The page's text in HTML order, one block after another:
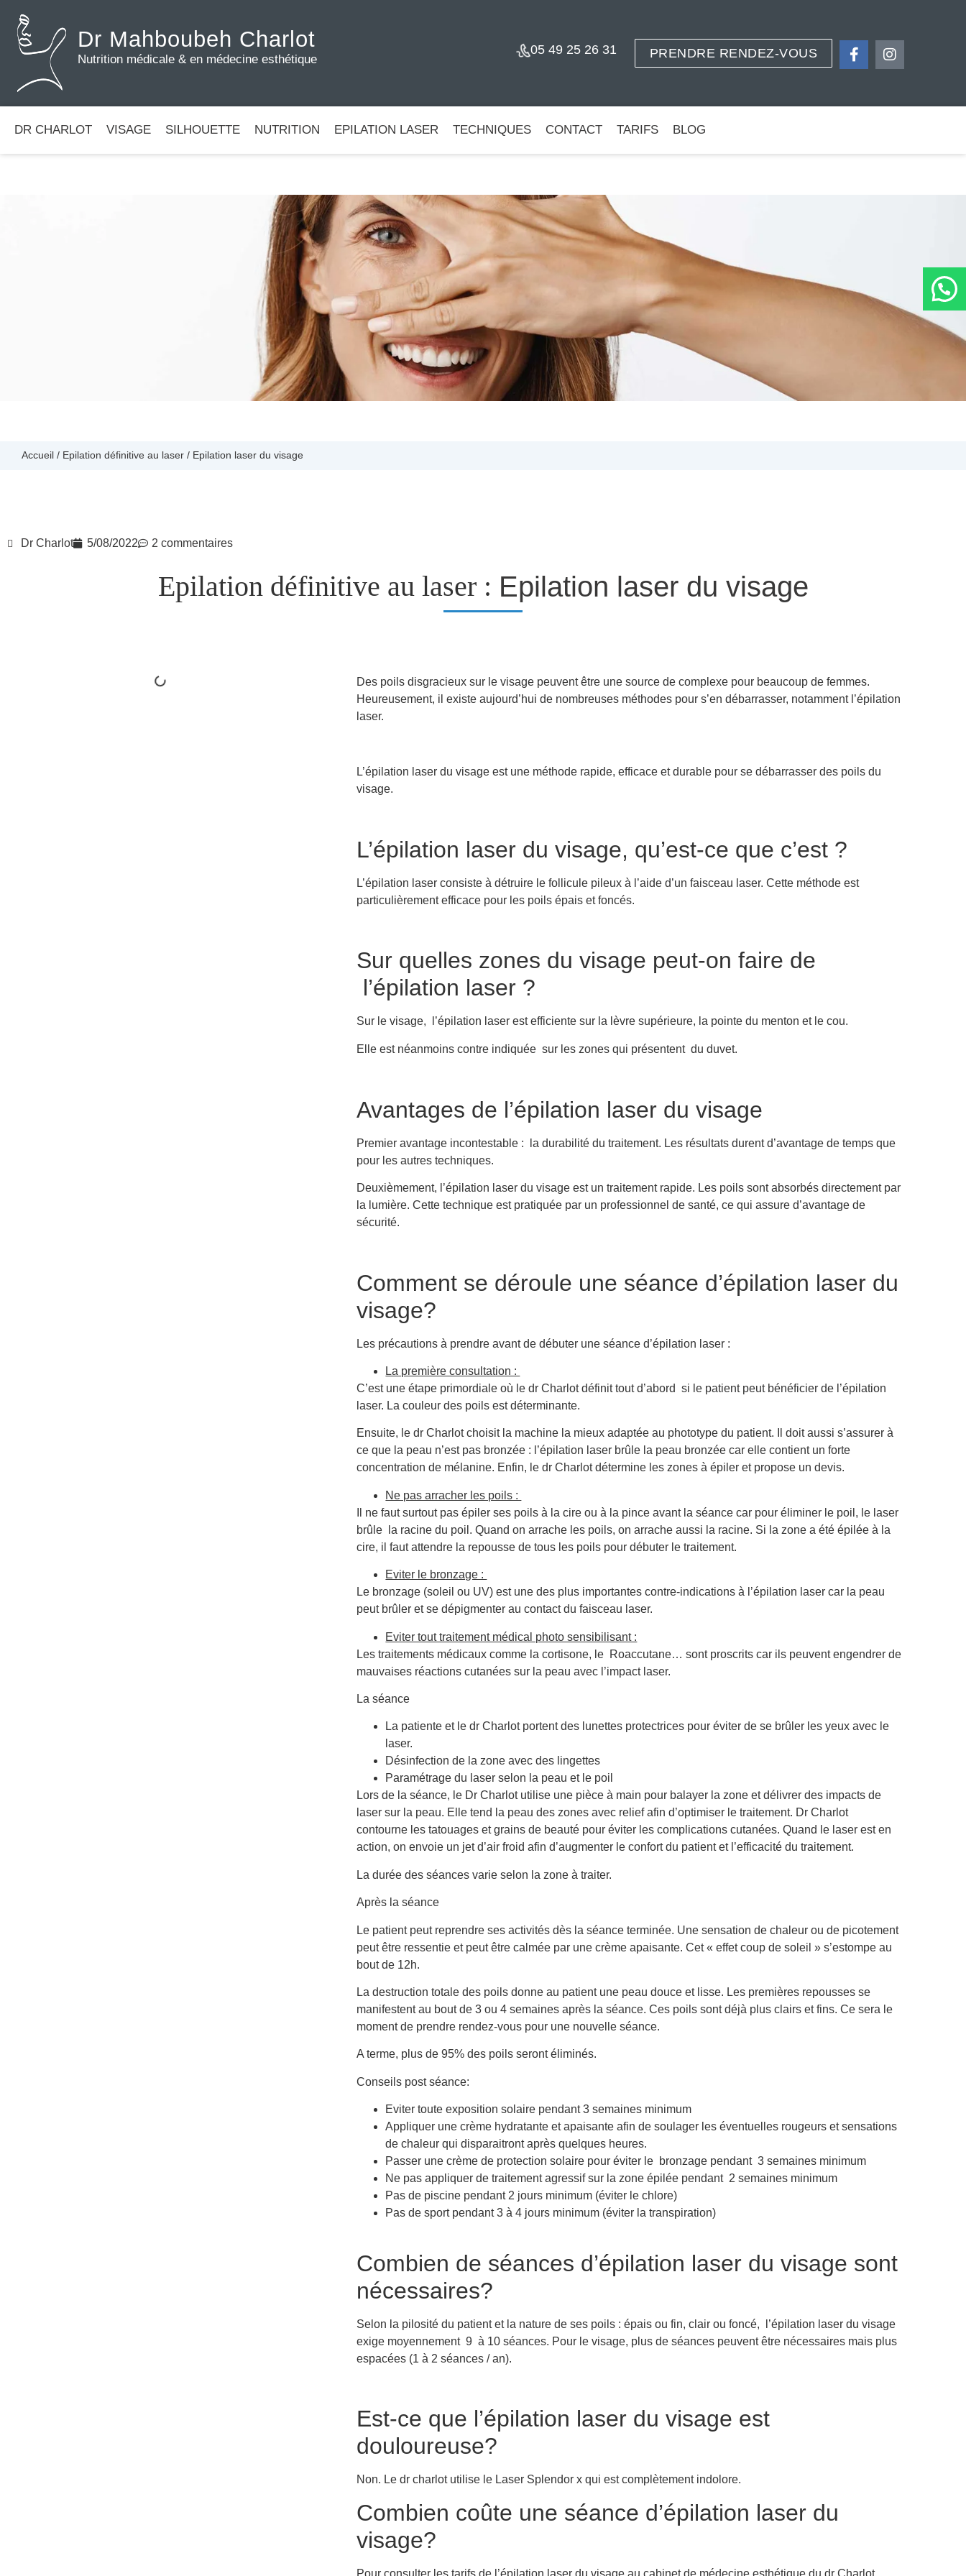
Dr Mahboubeh Charlot
Nutrition médicale & en médecine esthétique
05 49 25 26 31 PRENDRE RENDEZ-VOUS
DR CHARLOT VISAGE SILHOUETTE NUTRITION EPILATION LASER TECHNIQUES CONTACT TARIFS BLOG
Accueil / Epilation définitive au laser / Epilation laser du visage
Dr Charlot 5/08/2022 2 commentaires
Epilation définitive au laser : Epilation laser du visage
Des poils disgracieux sur le visage peuvent être une source de complexe pour beaucoup de femmes.
Heureusement, il existe aujourd’hui de nombreuses méthodes pour s’en débarrasser, notamment l’épilation
laser.
L’épilation laser du visage est une méthode rapide, efficace et durable pour se débarrasser des poils du
visage.
L’épilation laser du visage, qu’est-ce que c’est ?
L’épilation laser consiste à détruire le follicule pileux à l’aide d’un faisceau laser. Cette méthode est
particulièrement efficace pour les poils épais et foncés.
Sur quelles zones du visage peut-on faire de
l’épilation laser ?
Sur le visage, l’épilation laser est efficiente sur la lèvre supérieure, la pointe du menton et le cou.
Elle est néanmoins contre indiquée sur les zones qui présentent du duvet.
Avantages de l’épilation laser du visage
Premier avantage incontestable : la durabilité du traitement. Les résultats durent d’avantage de temps que
pour les autres techniques.
Deuxièmement, l’épilation laser du visage est un traitement rapide. Les poils sont absorbés directement par
la lumière. Cette technique est pratiquée par un professionnel de santé, ce qui assure d’avantage de
sécurité.
Comment se déroule une séance d’épilation laser du
visage?
Les précautions à prendre avant de débuter une séance d’épilation laser :
La première consultation :
C’est une étape primordiale où le dr Charlot définit tout d’abord si le patient peut bénéficier de l’épilation
laser. La couleur des poils est déterminante.
Ensuite, le dr Charlot choisit la machine la mieux adaptée au phototype du patient. Il doit aussi s’assurer à
ce que la peau n’est pas bronzée : l’épilation laser brûle la peau bronzée car elle contient un forte
concentration de mélanine. Enfin, le dr Charlot détermine les zones à épiler et propose un devis.
Ne pas arracher les poils :
Il ne faut surtout pas épiler ses poils à la cire ou à la pince avant la séance car pour éliminer le poil, le laser
brûle la racine du poil. Quand on arrache les poils, on arrache aussi la racine. Si la zone a été épilée à la
cire, il faut attendre la repousse de tous les poils pour débuter le traitement.
Eviter le bronzage :
Le bronzage (soleil ou UV) est une des plus importantes contre-indications à l’épilation laser car la peau
peut brûler et se dépigmenter au contact du faisceau laser.
Eviter tout traitement médical photo sensibilisant :
Les traitements médicaux comme la cortisone, le Roaccutane… sont proscrits car ils peuvent engendrer de
mauvaises réactions cutanées sur la peau avec l’impact laser.
La séance
La patiente et le dr Charlot portent des lunettes protectrices pour éviter de se brûler les yeux avec le
laser.
Désinfection de la zone avec des lingettes
Paramétrage du laser selon la peau et le poil
Lors de la séance, le Dr Charlot utilise une pièce à main pour balayer la zone et délivrer des impacts de
laser sur la peau. Elle tend la peau des zones avec relief afin d’optimiser le traitement. Dr Charlot
contourne les tatouages et grains de beauté pour éviter les complications cutanées. Quand le laser est en
action, on envoie un jet d’air froid afin d’augmenter le confort du patient et l’efficacité du traitement.
La durée des séances varie selon la zone à traiter.
Après la séance
Le patient peut reprendre ses activités dès la séance terminée. Une sensation de chaleur ou de picotement
peut être ressentie et peut être calmée par une crème apaisante. Cet « effet coup de soleil » s’estompe au
bout de 12h.
La destruction totale des poils donne au patient une peau douce et lisse. Les premières repousses se
manifestent au bout de 3 ou 4 semaines après la séance. Ces poils sont déjà plus clairs et fins. Ce sera le
moment de prendre rendez-vous pour une nouvelle séance.
A terme, plus de 95% des poils seront éliminés.
Conseils post séance:
Eviter toute exposition solaire pendant 3 semaines minimum
Appliquer une crème hydratante et apaisante afin de soulager les éventuelles rougeurs et sensations
de chaleur qui disparaitront après quelques heures.
Passer une crème de protection solaire pour éviter le bronzage pendant 3 semaines minimum
Ne pas appliquer de traitement agressif sur la zone épilée pendant 2 semaines minimum
Pas de piscine pendant 2 jours minimum (éviter le chlore)
Pas de sport pendant 3 à 4 jours minimum (éviter la transpiration)
Combien de séances d’épilation laser du visage sont
nécessaires?
Selon la pilosité du patient et la nature de ses poils : épais ou fin, clair ou foncé, l’épilation laser du visage
exige moyennement 9 à 10 séances. Pour le visage, plus de séances peuvent être nécessaires mais plus
espacées (1 à 2 séances / an).
Est-ce que l’épilation laser du visage est
douloureuse?
Non. Le dr charlot utilise le Laser Splendor x qui est complètement indolore.
Combien coûte une séance d’épilation laser du
visage?
Pour consulter les tarifs de l’épilation laser du visage au cabinet de médecine esthétique du dr Charlot,